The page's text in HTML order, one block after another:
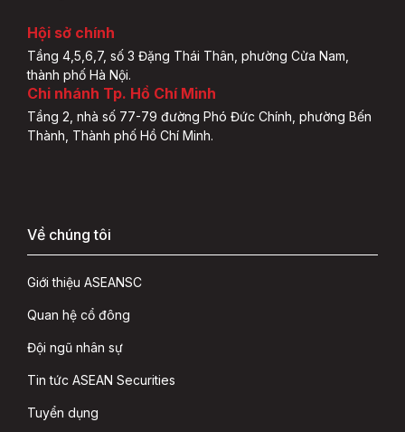
Hội sở chính
Tầng 4,5,6,7, số 3 Đặng Thái Thân, phường Cửa Nam,
thành phố Hà Nội.
Chi nhánh Tp. Hồ Chí Minh
Tầng 2, nhà số 77-79 đường Phó Đức Chính, phường Bến
Thành, Thành phố Hồ Chí Minh.
Về chúng tôi
Giới thiệu ASEANSC
Quan hệ cổ đông
Đội ngũ nhân sự
Tin tức ASEAN Securities
Tuyển dụng